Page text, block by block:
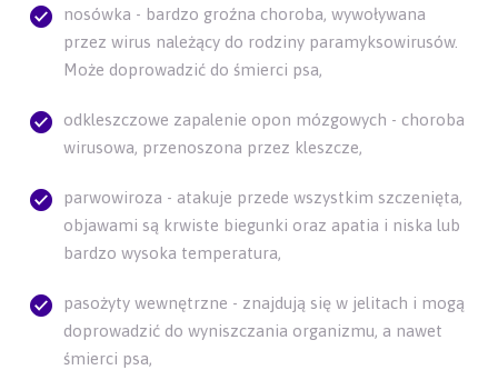
nosówka - bardzo groźna choroba, wywoływana
przez wirus należący do rodziny paramyksowirusów.
Może doprowadzić do śmierci psa,
odkleszczowe zapalenie opon mózgowych - choroba
wirusowa, przenoszona przez kleszcze,
parwowiroza - atakuje przede wszystkim szczenięta,
objawami są krwiste biegunki oraz apatia i niska lub
bardzo wysoka temperatura,
pasożyty wewnętrzne - znajdują się w jelitach i mogą
doprowadzić do wyniszczania organizmu, a nawet
śmierci psa,